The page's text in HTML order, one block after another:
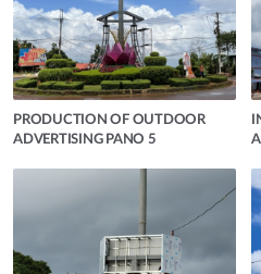
PRODUCTION OF OUTDOOR
ADVERTISING PANO 5